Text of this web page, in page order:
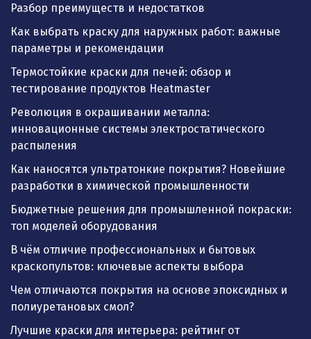
Разбор преимуществ и недостатков
Как выбрать краску для наружных работ: важные
параметры и рекомендации
Термостойкие краски для печей: обзор и
тестирование продуктов Heatmaster
Революция в окрашивании металла:
инновационные системы электростатического
распыления
Как наносятся ультратонкие покрытия? Новейшие
разработки в химической промышленности
Бюджетные решения для промышленной покраски:
топ моделей оборудования
В чём отличие профессиональных и бытовых
краскопультов: ключевые аспекты выбора
Чем отличаются покрытия на основе эпоксидных и
полиуретановых смол?
Лучшие краски для интерьера: рейтинг от